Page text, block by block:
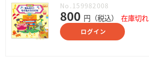
No.159982008
800 円（税込） 在庫切れ
ログイン